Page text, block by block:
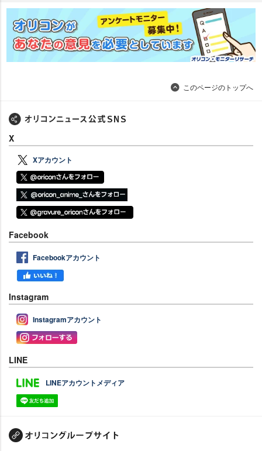
このページのトップへ
X
Xアカウント
Facebook
Facebookアカウント
Instagram
Instagramアカウント
LINE
LINEアカウントメディア